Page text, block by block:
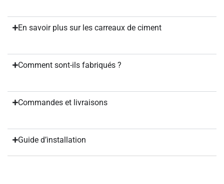
En savoir plus sur les carreaux de ciment
Comment sont-ils fabriqués ?
Commandes et livraisons
Guide d’installation